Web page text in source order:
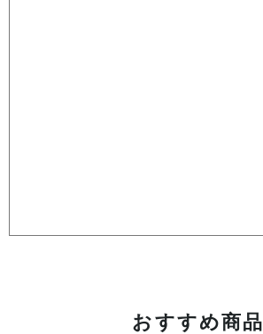
おすすめ商品